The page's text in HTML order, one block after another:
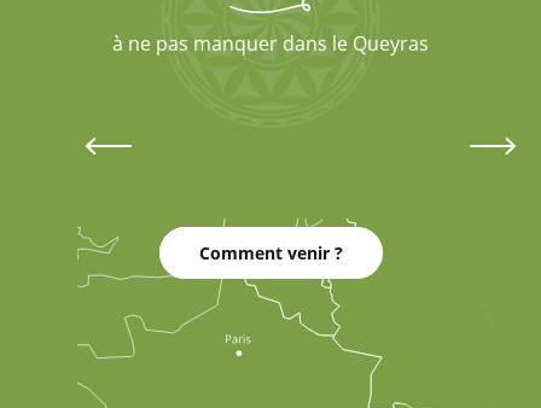
à ne pas manquer dans le Queyras
Comment venir ?